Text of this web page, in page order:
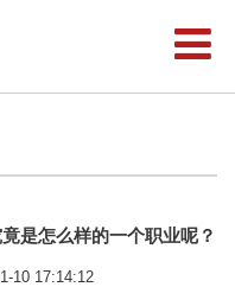
是怎么样的一个职业呢？
10 17:14:12